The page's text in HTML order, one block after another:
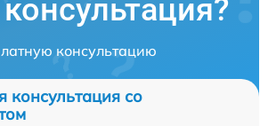
консультацию
консультация со